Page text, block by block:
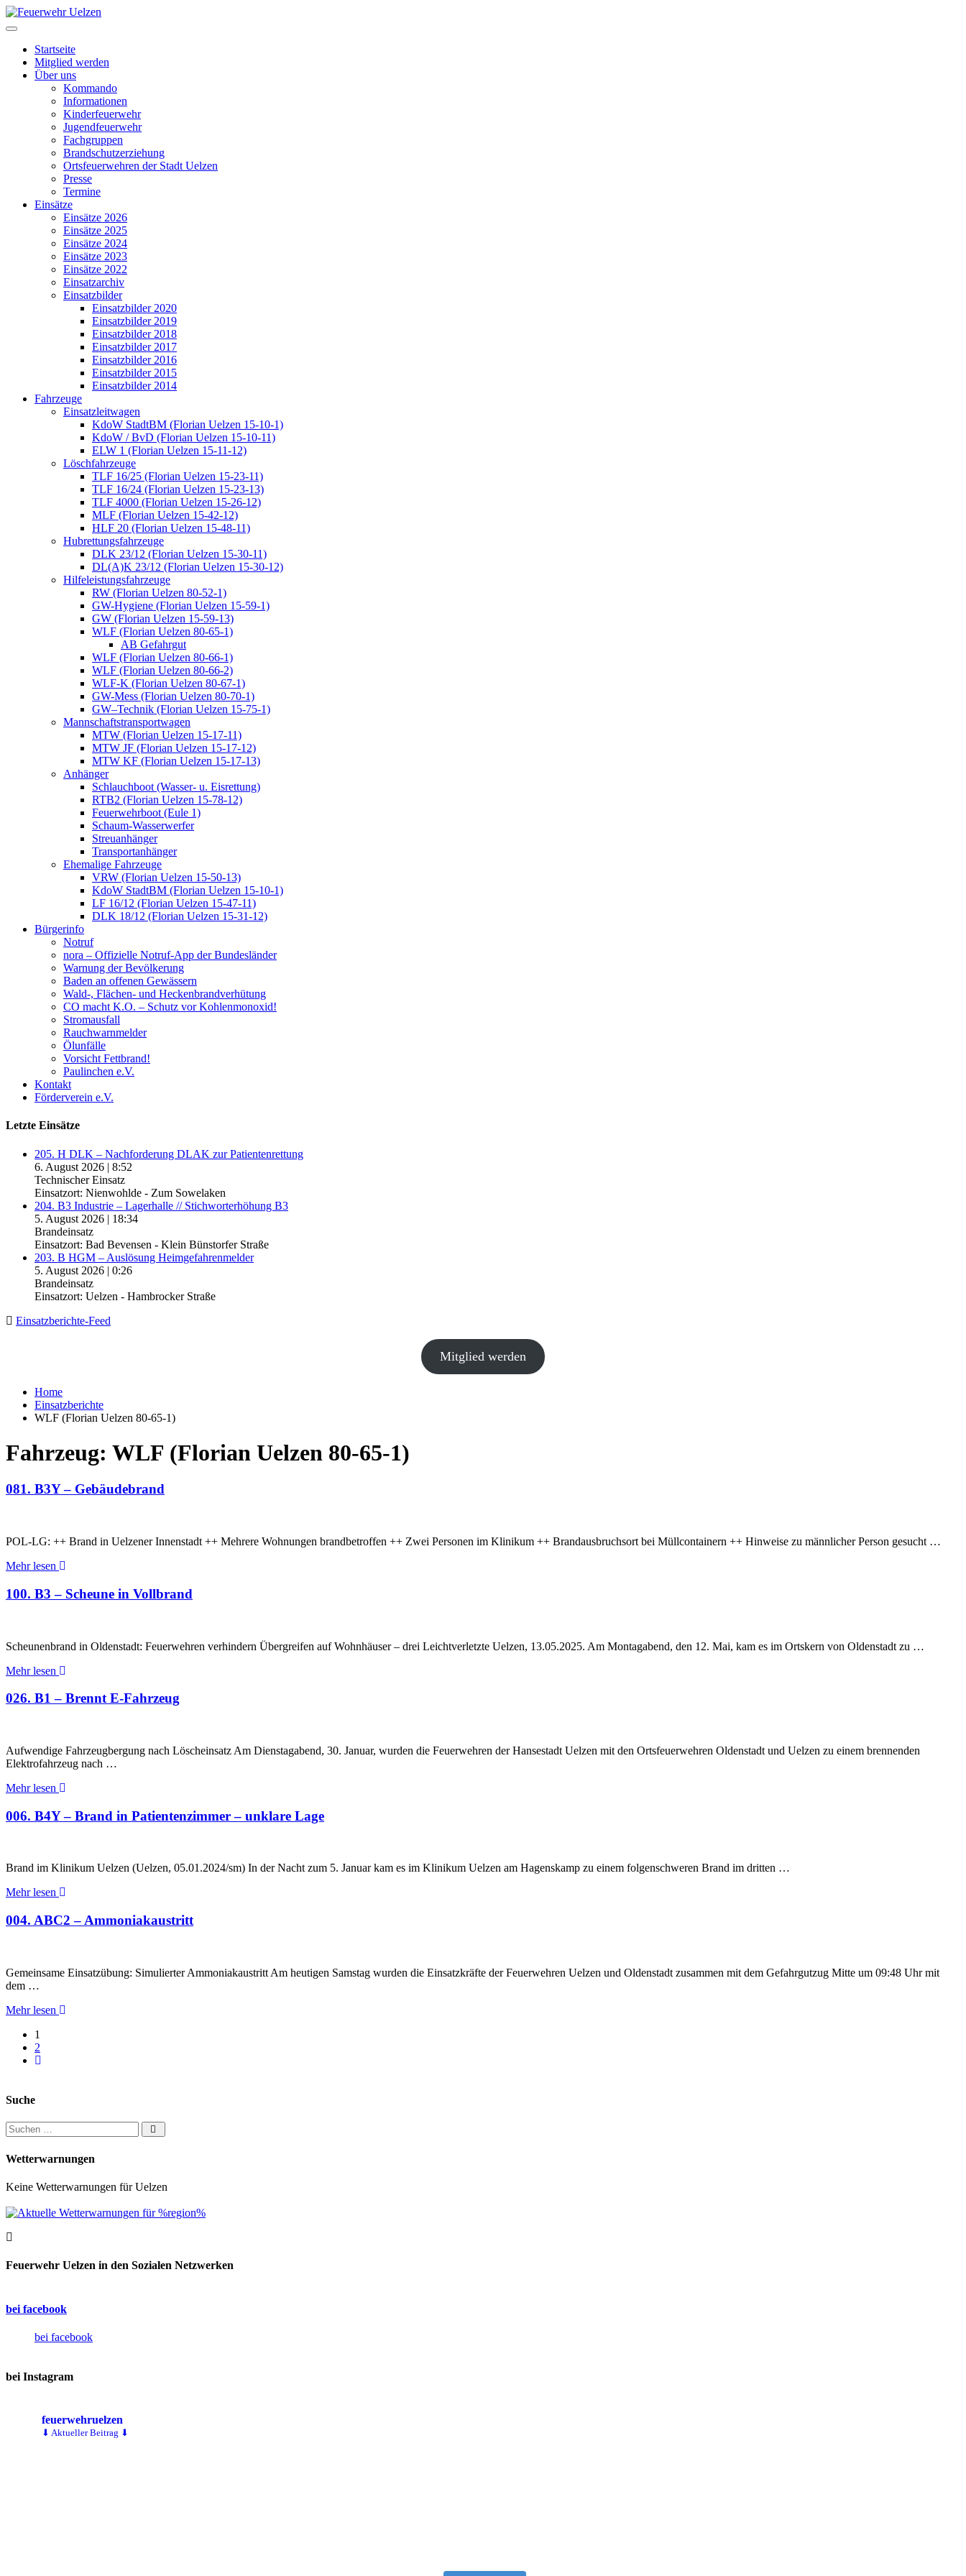
Startseite
Mitglied werden
Über uns
Kommando
Informationen
Kinderfeuerwehr
Jugendfeuerwehr
Fachgruppen
Brandschutzerziehung
Ortsfeuerwehren der Stadt Uelzen
Presse
Termine
Einsätze
Einsätze 2026
Einsätze 2025
Einsätze 2024
Einsätze 2023
Einsätze 2022
Einsatzarchiv
Einsatzbilder
Einsatzbilder 2020
Einsatzbilder 2019
Einsatzbilder 2018
Einsatzbilder 2017
Einsatzbilder 2016
Einsatzbilder 2015
Einsatzbilder 2014
Fahrzeuge
Einsatzleitwagen
KdoW StadtBM (Florian Uelzen 15-10-1)
KdoW / BvD (Florian Uelzen 15-10-11)
ELW 1 (Florian Uelzen 15-11-12)
Löschfahrzeuge
TLF 16/25 (Florian Uelzen 15-23-11)
TLF 16/24 (Florian Uelzen 15-23-13)
TLF 4000 (Florian Uelzen 15-26-12)
MLF (Florian Uelzen 15-42-12)
HLF 20 (Florian Uelzen 15-48-11)
Hubrettungsfahrzeuge
DLK 23/12 (Florian Uelzen 15-30-11)
DL(A)K 23/12 (Florian Uelzen 15-30-12)
Hilfeleistungsfahrzeuge
RW (Florian Uelzen 80-52-1)
GW-Hygiene (Florian Uelzen 15-59-1)
GW (Florian Uelzen 15-59-13)
WLF (Florian Uelzen 80-65-1)
AB Gefahrgut
WLF (Florian Uelzen 80-66-1)
WLF (Florian Uelzen 80-66-2)
WLF-K (Florian Uelzen 80-67-1)
GW-Mess (Florian Uelzen 80-70-1)
GW–Technik (Florian Uelzen 15-75-1)
Mannschaftstransportwagen
MTW (Florian Uelzen 15-17-11)
MTW JF (Florian Uelzen 15-17-12)
MTW KF (Florian Uelzen 15-17-13)
Anhänger
Schlauchboot (Wasser- u. Eisrettung)
RTB2 (Florian Uelzen 15-78-12)
Feuerwehrboot (Eule 1)
Schaum-Wasserwerfer
Streuanhänger
Transportanhänger
Ehemalige Fahrzeuge
VRW (Florian Uelzen 15-50-13)
KdoW StadtBM (Florian Uelzen 15-10-1)
LF 16/12 (Florian Uelzen 15-47-11)
DLK 18/12 (Florian Uelzen 15-31-12)
Bürgerinfo
Notruf
nora – Offizielle Notruf-App der Bundesländer
Warnung der Bevölkerung
Baden an offenen Gewässern
Wald-, Flächen- und Heckenbrandverhütung
CO macht K.O. – Schutz vor Kohlenmonoxid!
Stromausfall
Rauchwarnmelder
Ölunfälle
Vorsicht Fettbrand!
Paulinchen e.V.
Kontakt
Förderverein e.V.
Letzte Einsätze
205. H DLK – Nachforderung DLAK zur Patientenrettung
6. August 2026 | 8:52
Technischer Einsatz
Einsatzort: Nienwohlde - Zum Sowelaken
204. B3 Industrie – Lagerhalle // Stichworterhöhung B3
5. August 2026 | 18:34
Brandeinsatz
Einsatzort: Bad Bevensen - Klein Bünstorfer Straße
203. B HGM – Auslösung Heimgefahrenmelder
5. August 2026 | 0:26
Brandeinsatz
Einsatzort: Uelzen - Hambrocker Straße
Einsatzberichte-Feed
Mitglied werden
Home
Einsatzberichte
WLF (Florian Uelzen 80-65-1)
Fahrzeug: WLF (Florian Uelzen 80-65-1)
081. B3Y – Gebäudebrand
POL-LG: ++ Brand in Uelzener Innenstadt ++ Mehrere Wohnungen brandbetroffen ++ Zwei Personen im Klinikum ++ Brandausbruchsort bei Müllcontainern ++ Hinweise zu männlicher Person gesucht …
Mehr lesen
100. B3 – Scheune in Vollbrand
Scheunenbrand in Oldenstadt: Feuerwehren verhindern Übergreifen auf Wohnhäuser – drei Leichtverletzte Uelzen, 13.05.2025. Am Montagabend, den 12. Mai, kam es im Ortskern von Oldenstadt zu …
Mehr lesen
026. B1 – Brennt E-Fahrzeug
Aufwendige Fahrzeugbergung nach Löscheinsatz Am Dienstagabend, 30. Januar, wurden die Feuerwehren der Hansestadt Uelzen mit den Ortsfeuerwehren Oldenstadt und Uelzen zu einem brennenden
Elektrofahrzeug nach …
Mehr lesen
006. B4Y – Brand in Patientenzimmer – unklare Lage
Brand im Klinikum Uelzen (Uelzen, 05.01.2024/sm) In der Nacht zum 5. Januar kam es im Klinikum Uelzen am Hagenskamp zu einem folgenschweren Brand im dritten …
Mehr lesen
004. ABC2 – Ammoniakaustritt
Gemeinsame Einsatzübung: Simulierter Ammoniakaustritt Am heutigen Samstag wurden die Einsatzkräfte der Feuerwehren Uelzen und Oldenstadt zusammen mit dem Gefahrgutzug Mitte um 09:48 Uhr mit
dem …
Mehr lesen
1
2
Ältere Artikel
Suche
Suchen nach:
Wetterwarnungen
Keine Wetterwarnungen für Uelzen
Feuerwehr Uelzen in den Sozialen Netzwerken
bei facebook
bei facebook
bei Instagram
feuerwehruelzen
⬇ Aktueller Beitrag ⬇